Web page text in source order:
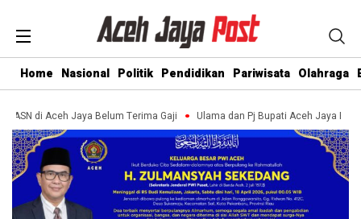
Home Nasional Politik Pendidikan Pariwisata Olahraga
ASN di Aceh Jaya Belum Terima Gaji Ulama dan Pj Bupati Aceh Jaya